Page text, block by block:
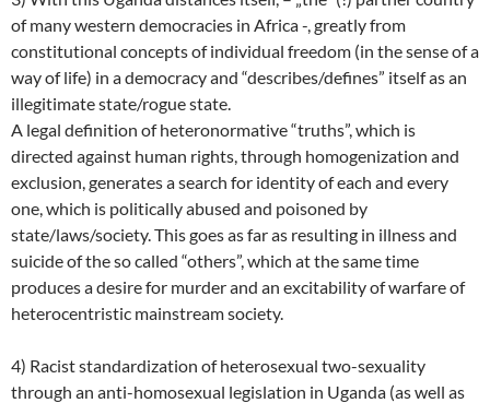
of many western democracies in Africa -, greatly from
constitutional concepts of individual freedom (in the sense of a
way of life) in a democracy and “describes/defines” itself as an
illegitimate state/rogue state.
A legal definition of heteronormative “truths”, which is
directed against human rights, through homogenization and
exclusion, generates a search for identity of each and every
one, which is politically abused and poisoned by
state/laws/society. This goes as far as resulting in illness and
suicide of the so called “others”, which at the same time
produces a desire for murder and an excitability of warfare of
heterocentristic mainstream society.
4) Racist standardization of heterosexual two-sexuality
through an anti-homosexual legislation in Uganda (as well as